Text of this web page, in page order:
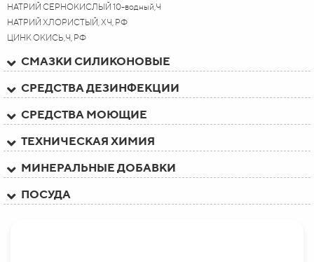
НАТРИЙ СЕРНОКИСЛЫЙ 10-водный,Ч
НАТРИЙ ХЛОРИСТЫЙ, ХЧ, РФ
ЦИНК ОКИСЬ,Ч, РФ
СМАЗКИ СИЛИКОНОВЫЕ
СРЕДСТВА ДЕЗИНФЕКЦИИ
СРЕДСТВА МОЮЩИЕ
ТЕХНИЧЕСКАЯ ХИМИЯ
МИНЕРАЛЬНЫЕ ДОБАВКИ
ПОСУДА